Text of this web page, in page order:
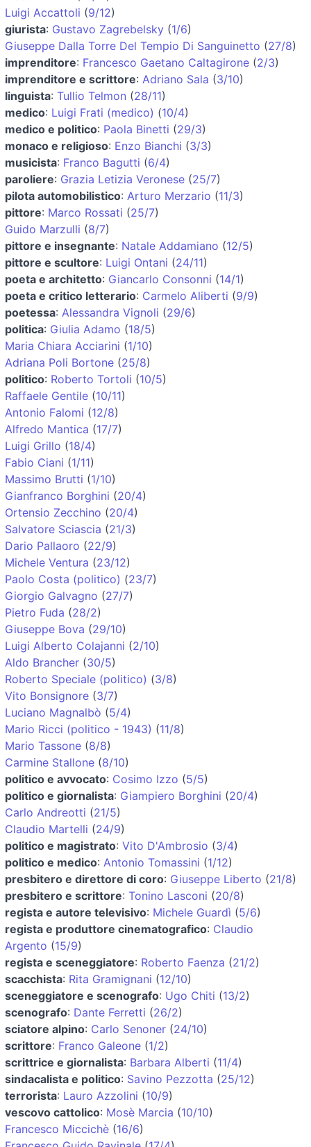
Luigi Accattoli (9/12)
giurista: Gustavo Zagrebelsky (1/6)
Giuseppe Dalla Torre Del Tempio Di Sanguinetto (27/8)
imprenditore: Francesco Gaetano Caltagirone (2/3)
imprenditore e scrittore: Adriano Sala (3/10)
linguista: Tullio Telmon (28/11)
medico: Luigi Frati (medico) (10/4)
medico e politico: Paola Binetti (29/3)
monaco e religioso: Enzo Bianchi (3/3)
musicista: Franco Bagutti (6/4)
paroliere: Grazia Letizia Veronese (25/7)
pilota automobilistico: Arturo Merzario (11/3)
pittore: Marco Rossati (25/7)
Guido Marzulli (8/7)
pittore e insegnante: Natale Addamiano (12/5)
pittore e scultore: Luigi Ontani (24/11)
poeta e architetto: Giancarlo Consonni (14/1)
poeta e critico letterario: Carmelo Aliberti (9/9)
poetessa: Alessandra Vignoli (29/6)
politica: Giulia Adamo (18/5)
Maria Chiara Acciarini (1/10)
Adriana Poli Bortone (25/8)
politico: Roberto Tortoli (10/5)
Raffaele Gentile (10/11)
Antonio Falomi (12/8)
Alfredo Mantica (17/7)
Luigi Grillo (18/4)
Fabio Ciani (1/11)
Massimo Brutti (1/10)
Gianfranco Borghini (20/4)
Ortensio Zecchino (20/4)
Salvatore Sciascia (21/3)
Dario Pallaoro (22/9)
Michele Ventura (23/12)
Paolo Costa (politico) (23/7)
Giorgio Galvagno (27/7)
Pietro Fuda (28/2)
Giuseppe Bova (29/10)
Luigi Alberto Colajanni (2/10)
Aldo Brancher (30/5)
Roberto Speciale (politico) (3/8)
Vito Bonsignore (3/7)
Luciano Magnalbò (5/4)
Mario Ricci (politico - 1943) (11/8)
Mario Tassone (8/8)
Carmine Stallone (8/10)
politico e avvocato: Cosimo Izzo (5/5)
politico e giornalista: Giampiero Borghini (20/4)
Carlo Andreotti (21/5)
Claudio Martelli (24/9)
politico e magistrato: Vito D'Ambrosio (3/4)
politico e medico: Antonio Tomassini (1/12)
presbitero e direttore di coro: Giuseppe Liberto (21/8)
presbitero e scrittore: Tonino Lasconi (20/8)
regista e autore televisivo: Michele Guardì (5/6)
regista e produttore cinematografico: Claudio
Argento (15/9)
regista e sceneggiatore: Roberto Faenza (21/2)
scacchista: Rita Gramignani (12/10)
sceneggiatore e scenografo: Ugo Chiti (13/2)
scenografo: Dante Ferretti (26/2)
sciatore alpino: Carlo Senoner (24/10)
scrittore: Franco Galeone (1/2)
scrittrice e giornalista: Barbara Alberti (11/4)
sindacalista e politico: Savino Pezzotta (25/12)
terrorista: Lauro Azzolini (10/9)
vescovo cattolico: Mosè Marcia (10/10)
Francesco Miccichè (16/6)